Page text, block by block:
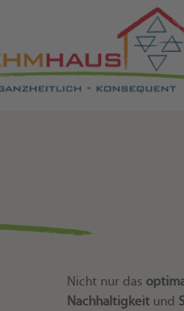
Nicht nur das
Nachhaltigkeit und